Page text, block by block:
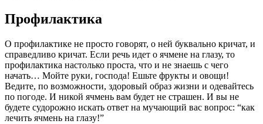
Профилактика
О профилактике не просто говорят, о ней буквально кричат, и
справедливо кричат. Если речь идет о ячмене на глазу, то
профилактика настолько проста, что и не знаешь с чего
начать… Мойте руки, господа! Ешьте фрукты и овощи!
Ведите, по возможности, здоровый образ жизни и одевайтесь
по погоде. И никой ячмень вам будет не страшен. И вы не
будете судорожно искать ответ на мучающий вас вопрос: “как
лечить ячмень на глазу!”